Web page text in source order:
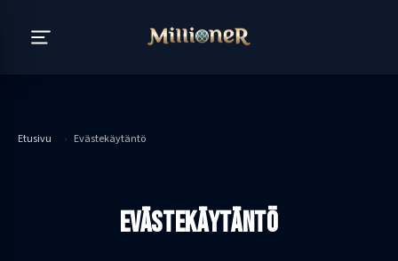
Etusivu › Evästekäytäntö
EVÄSTEKÄYTÄNTÖ